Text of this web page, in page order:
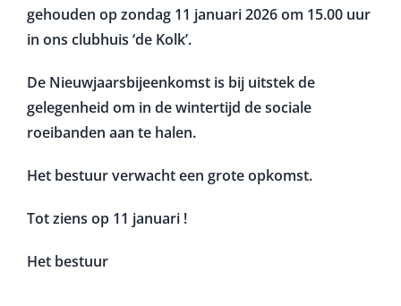
gehouden opzondag 11 januari 2026 om 15.00 uur
in ons clubhuis ‘de Kolk’.
De Nieuwjaarsbijeenkomst is bij uitstek de
gelegenheid om in de wintertijd de sociale
roeibanden aan te halen.
Het bestuur verwacht een grote opkomst.
Tot ziens op 11 januari !
Het bestuur